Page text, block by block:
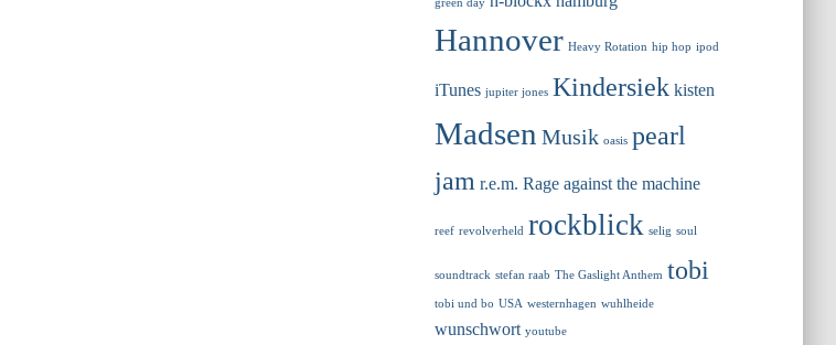
green day
Hannover Heavy Rotation hip hop ipod
iTunes jupiter jones Kindersiek kisten
Madsen Musik oasis pearl
jam r.e.m. Rage against the machine
reef revolverheld rockblick selig soul
soundtrack stefan raab The Gaslight Anthem tobi
tobi und bo USA westernhagen wuhlheide
wunschwort youtube